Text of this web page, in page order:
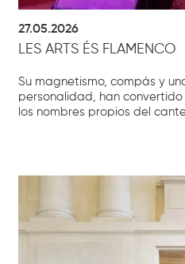
27.05.2026
LES ARTS ÉS FLAMENCO
Su magnetismo, compás y
personalidad, han
los nombres propios del